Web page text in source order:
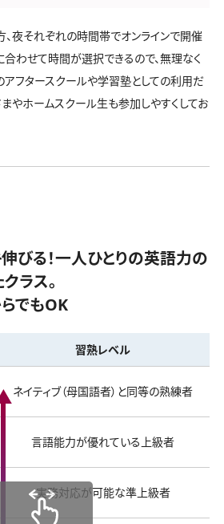
夜それぞれの時間帯でオンラインで開催
合わせて時間が選択できるので、無理なく
アフタースクールや学習塾としての利用だ
やホームスクール生も参加しやすくしてお
びる！一人ひとりの英語力の
ラス。
でもOK
習熟レベル
ネイティブ（母国語者）と同等の熟練者
言語能力が優れている上級者
実務対応が可能な準上級者